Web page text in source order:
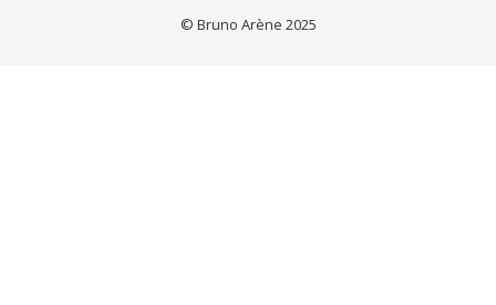
© Bruno Arène 2025